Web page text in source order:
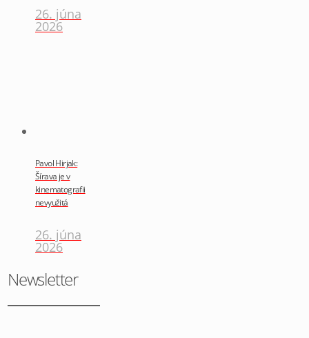
26. júna
2026
Pavol Hirjak:
Šírava je v
kinematografii
nevyužitá
26. júna
2026
Newsletter